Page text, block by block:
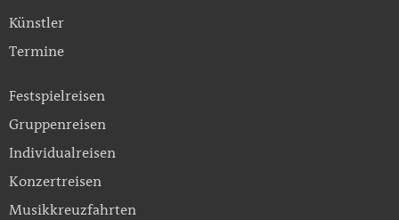
Künstler
Termine
Festspielreisen
Gruppenreisen
Individualreisen
Konzertreisen
Musikkreuzfahrten